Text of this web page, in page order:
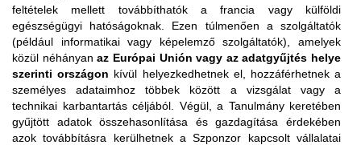
feltételek mellett továbbíthatók a francia vagy külföldi
egészségügyi hatóságoknak. Ezen túlmenően a szolgáltatók
(például informatikai vagy képelemző szolgáltatók), amelyek
közül néhányanaz Európai Unión vagy az adatgyűjtés helye
szerinti országon kívül helyezkedhetnek el, hozzáférhetnek a
személyes adataimhoz többek között a vizsgálat vagy a
technikai karbantartás céljából. Végül, a Tanulmány keretében
gyűjtött adatok összehasonlítása és gazdagítása érdekében
azok továbbításra kerülhetnek a Szponzor kapcsolt vállalatai